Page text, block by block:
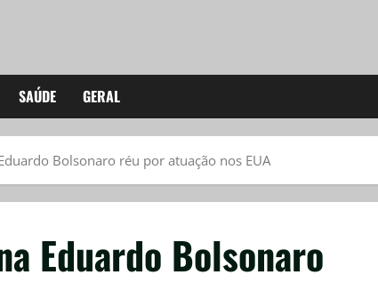
SAÚDE GERAL
Bolsonaro réu por atuação nos EUA
Eduardo Bolsonaro